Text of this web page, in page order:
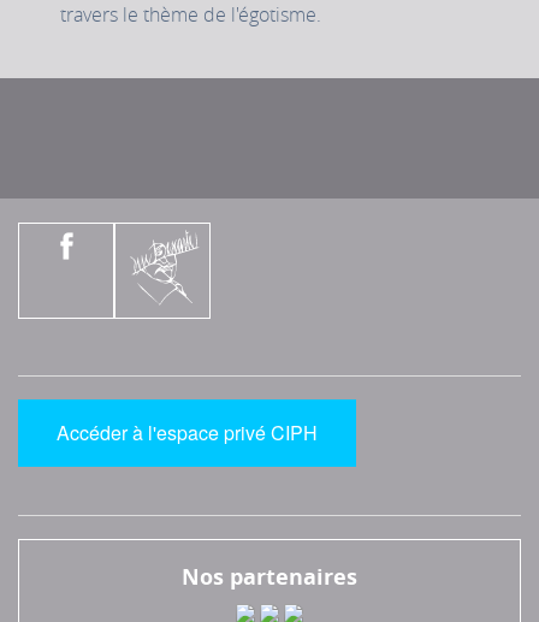
travers le thème de l'égotisme.
Accéder à l'espace privé CIPH
Nos partenaires